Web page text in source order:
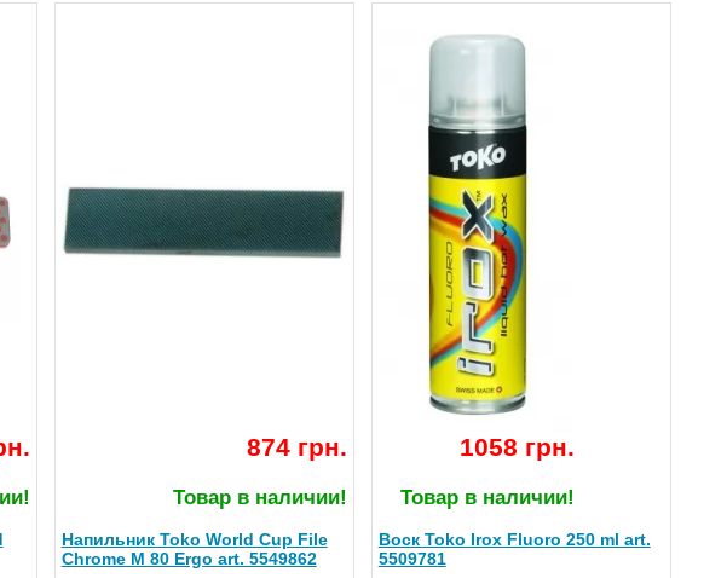
874 грн.
Товар в наличии!
Напильник Toko World Cup File
Chrome M 80 Ergo art. 5549862
1058 грн.
Товар в наличии!
Воск Toko Irox Fluoro 250 ml art.
5509781